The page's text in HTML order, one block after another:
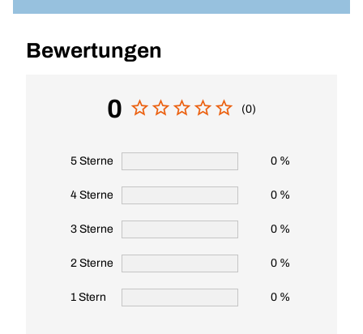
Bewertungen
0 (0)
5 Sterne 0 %
4 Sterne 0 %
3 Sterne 0 %
2 Sterne 0 %
1 Stern 0 %